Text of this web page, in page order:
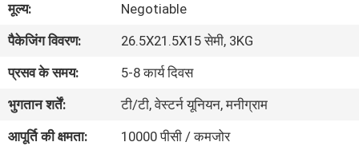
गुणवत्ता
नियंत्रण
संपर्क
करें
मूल्य:
Negotiable
पैकेजिंग विवरण:
26.5X21.5X15 सेमी, 3KG
प्रसव के समय:
5-8 कार्य दिवस
भुगतान शर्तें:
टी/टी, वेस्टर्न यूनियन, मनीग्राम
आपूर्ति की क्षमता:
10000 पीसी / कमजोर